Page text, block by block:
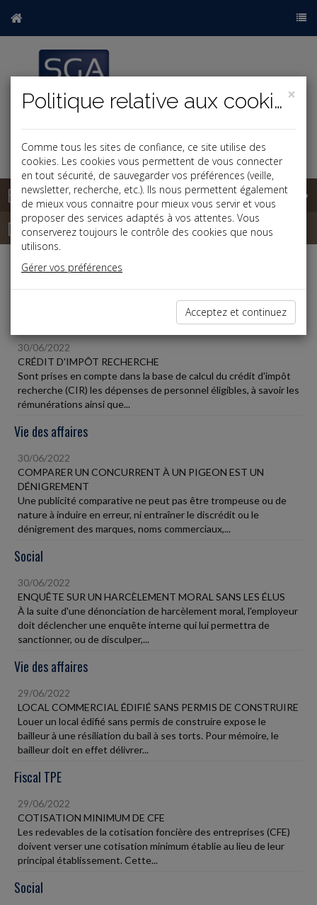
Base documentaire
Dépêches
Liste des dernières dépêches
30/06/2022
CRÉDIT D'IMPÔT RECHERCHE
Sont prises en compte dans la base de calcul du crédit d'impôt
recherche (CIR) les dépenses de personnel éligibles, à savoir les
rémunérations ainsi que...
Vie des affaires
30/06/2022
COMPARER UN CONCURRENT À UN PIGEON EST UN
DÉNIGREMENT
Une publicité comparative ne peut pas être trompeuse ou de
nature à induire en erreur, ni entraîner le discrédit ou le
dénigrement des marques, noms commerciaux,...
Social
30/06/2022
ENQUÊTE SUR UN HARCÈLEMENT MORAL SANS LES ÉLUS
À la suite d'une dénonciation de harcèlement moral, l'employeur
doit déclencher une enquête interne qui lui permettra de
sanctionner, ou de disculper,...
Vie des affaires
29/06/2022
LOCAL COMMERCIAL ÉDIFIÉ SANS PERMIS DE CONSTRUIRE
Louer un local édifié sans permis de construire expose le
bailleur à une résiliation du bail à ses torts. Pour mémoire, le
bailleur doit en effet délivrer...
Fiscal TPE
29/06/2022
COTISATION MINIMUM DE CFE
Les redevables de la cotisation foncière des entreprises (CFE)
doivent verser une cotisation minimum établie au lieu de leur
principal établissement. Cette...
Social
×
Politique relative aux cookies
Comme tous les sites de confiance, ce site utilise des
cookies. Les cookies vous permettent de vous connecter
en tout sécurité, de sauvegarder vos préférences (veille,
newsletter, recherche, etc.). Ils nous permettent également
de mieux vous connaitre pour mieux vous servir et vous
proposer des services adaptés à vos attentes. Vous
conserverez toujours le contrôle des cookies que nous
utilisons.
Gérer vos préférences
Acceptez et continuez